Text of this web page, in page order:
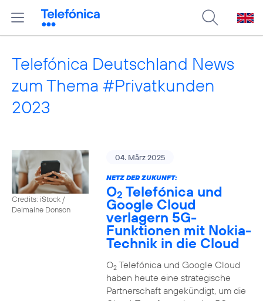
Telefónica Deutschland News
zum Thema #Privatkunden
2023
Credits: iStock /
Delmaine Donson
04. März 2025
NETZ DER ZUKUNFT:
O2 Telefónica und
Google Cloud
verlagern 5G-
Funktionen mit Nokia-
Technik in die Cloud
O2Telefónica und Google Cloud
haben heute eine strategische
Partnerschaft angekündigt, um die